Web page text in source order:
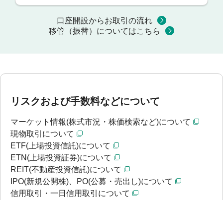
口座開設からお取引の流れ
移管（振替）についてはこちら
リスクおよび手数料などについて
マーケット情報(株式市況・株価検索など)について
現物取引について
ETF(上場投資信託)について
ETN(上場投資証券)について
REIT(不動産投資信託)について
IPO(新規公開株)、PO(公募・売出し)について
信用取引・一日信用取引について